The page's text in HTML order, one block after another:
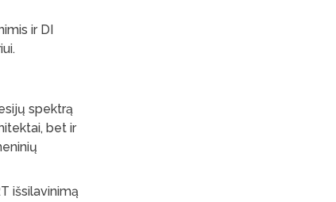
ir DI
spektrą
bet ir
išsilavinimą